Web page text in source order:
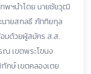
พฯนำโดย นายชัยวุฒิ
นายสกลธี ภัททิยกุล
มด้วยผู้สมัคร ส.ส.
ณ เขตพระโขนง
กษ์ เขตคลองเตย